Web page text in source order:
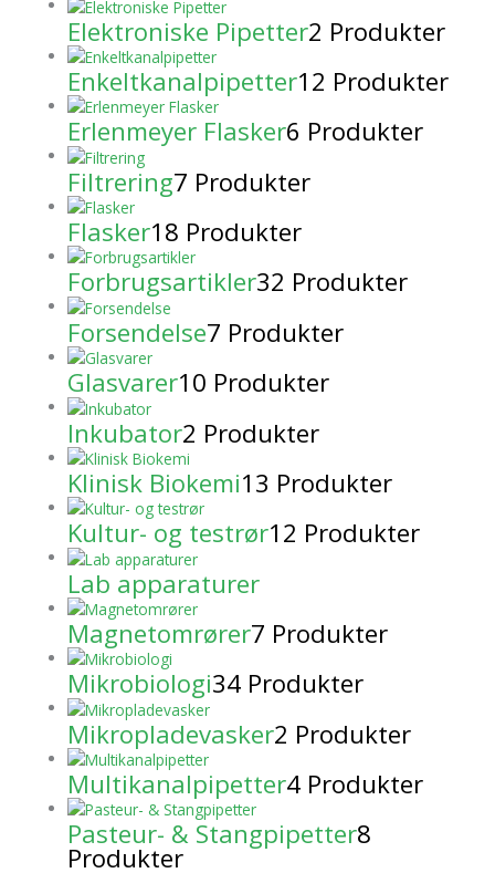
Elektroniske Pipetter2 Produkter
Enkeltkanalpipetter12 Produkter
Erlenmeyer Flasker6 Produkter
Filtrering7 Produkter
Flasker18 Produkter
Forbrugsartikler32 Produkter
Forsendelse7 Produkter
Glasvarer10 Produkter
Inkubator2 Produkter
Klinisk Biokemi13 Produkter
Kultur- og testrør12 Produkter
Lab apparaturer
Magnetomrører7 Produkter
Mikrobiologi34 Produkter
Mikropladevasker2 Produkter
Multikanalpipetter4 Produkter
Pasteur- & Stangpipetter8
Produkter